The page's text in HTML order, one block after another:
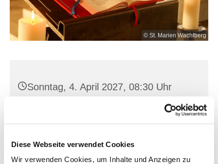
Diese Webseite verwendet Cookies
Wir verwenden Cookies, um Inhalte und Anzeigen zu
© St. Marien Wachtberg
Sonntag, 4. April 2027, 08:30 Uhr
Golzow, Bahnhofstraße 14, 15328
Golzow